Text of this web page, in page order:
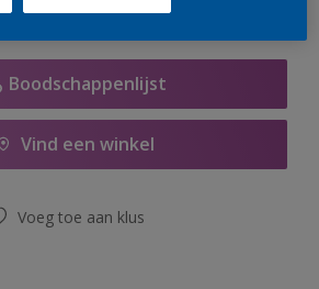
Boodschappenlijst
Vind een winkel
Voeg toe aan klus